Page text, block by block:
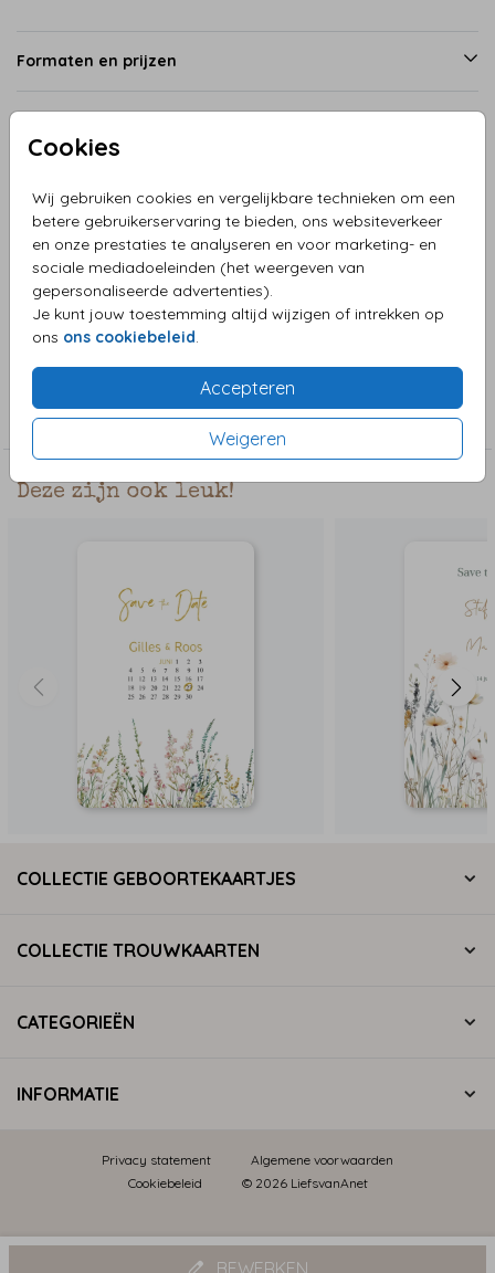
Cookies
Wij gebruiken cookies en vergelijkbare technieken om een
betere gebruikerservaring te bieden, ons websiteverkeer
en onze prestaties te analyseren en voor marketing- en
sociale mediadoeleinden (het weergeven van
gepersonaliseerde advertenties).
Je kunt jouw toestemming altijd wijzigen of intrekken op
ons ons cookiebeleid.
Accepteren
Weigeren
Formaten en prijzen
Productinformatie
Omschrijving
Save the date kerstkaart bruidspaar met takjes. Deze kaart
is makkelijk aan te passen in editor. Je kunt kiezen uit
verschillende bruidsparen en auto's. Zo stel je zelf je eigen
Save the Date kaart samen.
Save the date
Deze zijn ook leuk!
BEWERKEN
COLLECTIE GEBOORTEKAARTJES
COLLECTIE TROUWKAARTEN
CATEGORIEËN
INFORMATIE
Privacy statement
Algemene voorwaarden
Cookiebeleid
© 2026 LiefsvanAnet